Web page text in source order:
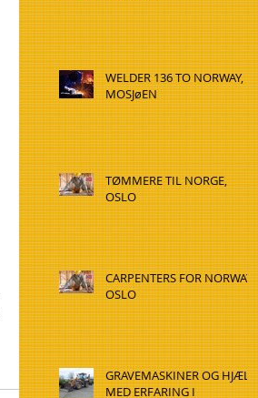
WELDER 136 TO NORWAY,
MOSJøEN
TØMMERE TIL NORGE,
OSLO
CARPENTERS FOR NORWAY,
OSLO
GRAVEMASKINER OG HJÆLP
MED ERFARING I